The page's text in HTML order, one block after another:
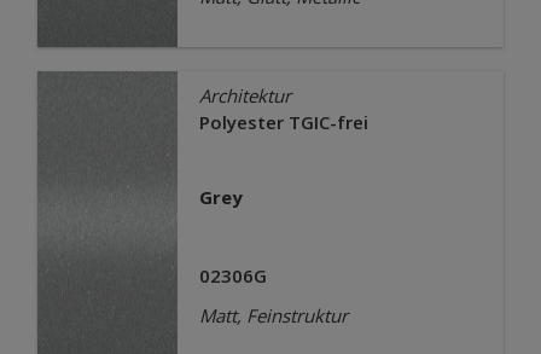
Architektur
Polyester TGIC-frei
Grey
02306G
Matt, Feinstruktur